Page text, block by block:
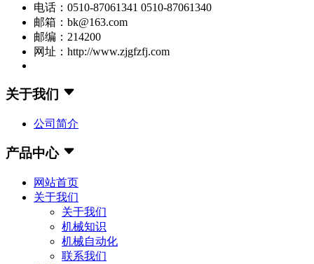
电话：0510-87061341 0510-87061340
邮箱：bk@163.com
邮编：214200
网址：http://www.zjgfzfj.com
关于我们
公司简介
产品中心
网站首页
关于我们
关于我们
机械知识
机械自动化
联系我们